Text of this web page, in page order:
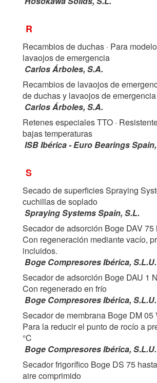
R
Recambios de duchas · Para
lavaojos de emergencia
Carlos Árboles, S.A.
Recambios de lavaojos de
de duchas y lavaojos de emergencia
Carlos Árboles, S.A.
Retenes especiales TTO ·
bajas temperaturas
ISB Ibérica - Euro Bearings
S
Secado de superficies Spraying
cuchillas de soplado
Spraying Systems Spain, S.L.
Secador de adsorción Boge DAV 75
Con regeneración mediante vacío,
incluidos.
Boge Compresores Ibérica, S.L.U.
Secador de adsorción Boge DAU 1
Con regenerado en frío
Boge Compresores Ibérica, S.L.U.
Secador de membrana Boge DM 05
Para la reducir el punto de rocío a
°C
Boge Compresores Ibérica, S.L.U.
Secador frigorífico Boge DS 75
aire comprimido